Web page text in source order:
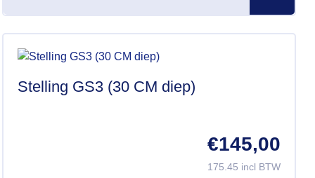
Stelling GS3 (30 CM diep)
€145,00
175.45 incl BTW